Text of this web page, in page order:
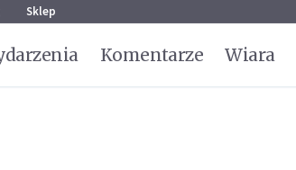
Sklep
Komentarze Wiara